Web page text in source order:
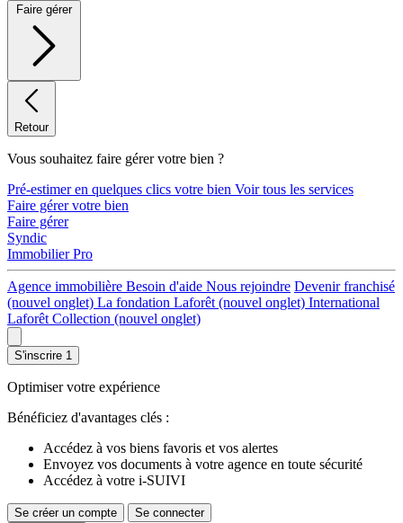
Faire gérer
Retour
Vous souhaitez faire gérer votre bien ?
Pré-estimer en quelques clics votre bien Voir tous les services
Faire gérer votre bien
Faire gérer
Syndic
Immobilier Pro
Agence immobilière Besoin d'aide Nous rejoindre Devenir franchisé
(nouvel onglet) La fondation Laforêt (nouvel onglet) International
Laforêt Collection (nouvel onglet)
S'inscrire 1
Optimiser votre expérience
Bénéficiez d'avantages clés :
Accédez à vos biens favoris et vos alertes
Envoyez vos documents à votre agence en toute sécurité
Accédez à votre i-SUIVI
Se créer un compte Se connecter